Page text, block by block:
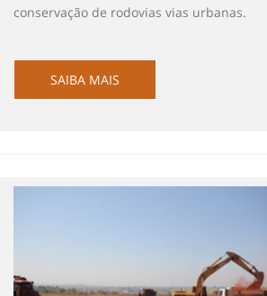
conservação de rodovias vias urbanas.
SAIBA MAIS